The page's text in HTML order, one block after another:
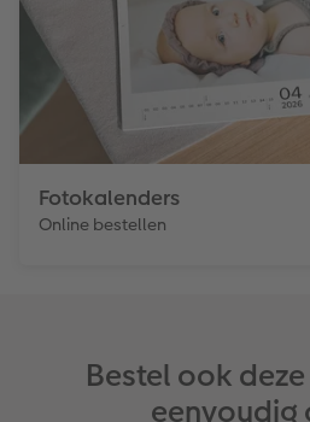
Fotokalenders
Online bestellen
Bestel ook
eenvoudig